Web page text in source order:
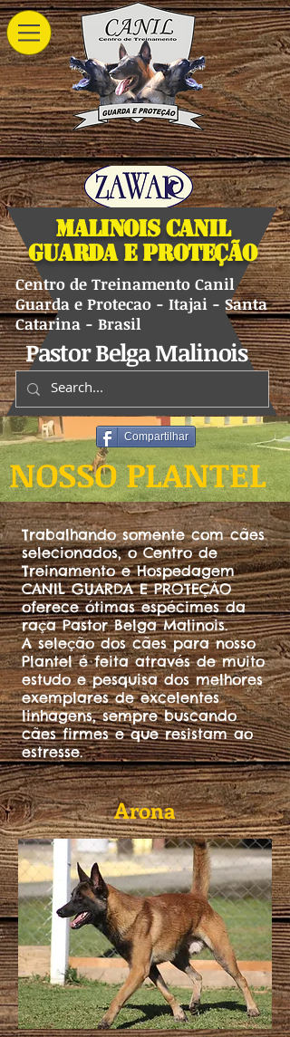
Malinois Canil
Guarda e Proteção
Centro de Treinamento Canil
Guarda e Protecao - Itajai - Santa
Catarina - Brasil
Pastor Belga Malinois
Compartilhar
NOSSO PLANTEL
Trabalhando somente com cães
selecionados, o Centro de
Treinamento e Hospedagem
CANIL GUARDA E PROTEÇÃO
oferece ótimas espécimes da
raça Pastor Belga Malinois.
A seleção dos cães para nosso
Plantel é feita através de muito
estudo e pesquisa dos melhores
exemplares de excelentes
linhagens, sempre buscando
cães firmes e que resistam ao
estresse.
Arona